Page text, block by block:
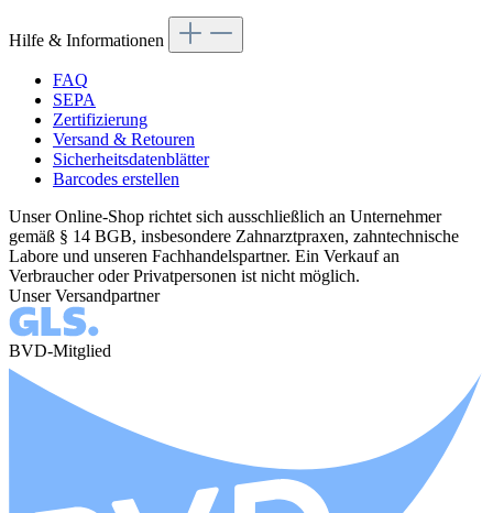
Hilfe & Informationen
FAQ
SEPA
Zertifizierung
Versand & Retouren
Sicherheitsdatenblätter
Barcodes erstellen
Unser Online-Shop richtet sich ausschließlich an Unternehmer
gemäß § 14 BGB, insbesondere Zahnarztpraxen, zahntechnische
Labore und unseren Fachhandelspartner. Ein Verkauf an
Verbraucher oder Privatpersonen ist nicht möglich.
Unser Versandpartner
BVD-Mitglied